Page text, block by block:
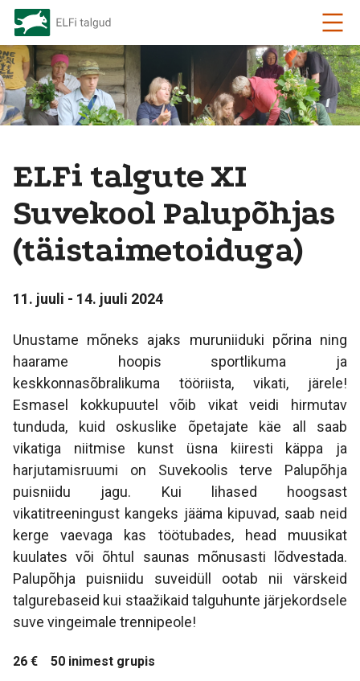
ELFi talgute XI
Suvekool Palupõhjas
(täistaimetoiduga)
11. juuli - 14. juuli 2024
Unustame mõneks ajaks muruniiduki põrina ning
haarame hoopis sportlikuma ja
keskkonnasõbralikuma tööriista, vikati, järele!
Esmasel kokkupuutel võib vikat veidi hirmutav
tunduda, kuid oskuslike õpetajate käe all saab
vikatiga niitmise kunst üsna kiiresti käppa ja
harjutamisruumi on Suvekoolis terve Palupõhja
puisniidu jagu. Kui lihased hoogsast
vikatitreeningust kangeks jääma kipuvad, saab neid
kerge vaevaga kas töötubades, head muusikat
kuulates või õhtul saunas mõnusasti lõdvestada.
Palupõhja puisniidu suveidüll ootab nii värskeid
talgurebaseid kui staažikaid talguhunte järjekordsele
suve vingeimale trennipeole!
26 € 50 inimest grupis